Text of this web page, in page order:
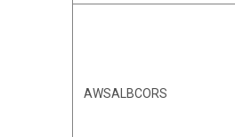
AWSALBCORS